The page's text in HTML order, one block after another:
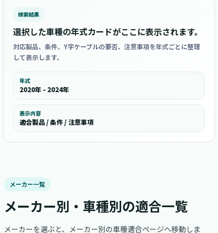
検索結果
選択した車種の年式カードがここに表示されます。
対応製品、条件、Y字ケーブルの要否、注意事項を年式ごとに整理
して表示します。
年式
2020年 - 2024年
表示内容
適合製品 / 条件 / 注意事項
メーカー一覧
メーカー別・車種別の適合一覧
メーカーを選ぶと、メーカー別の車種適合ページへ移動しま